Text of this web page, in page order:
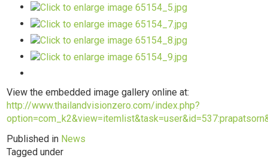
View the embedded image gallery online at:
http://www.thailandvisionzero.com/index.php?
Published in News
Tagged under